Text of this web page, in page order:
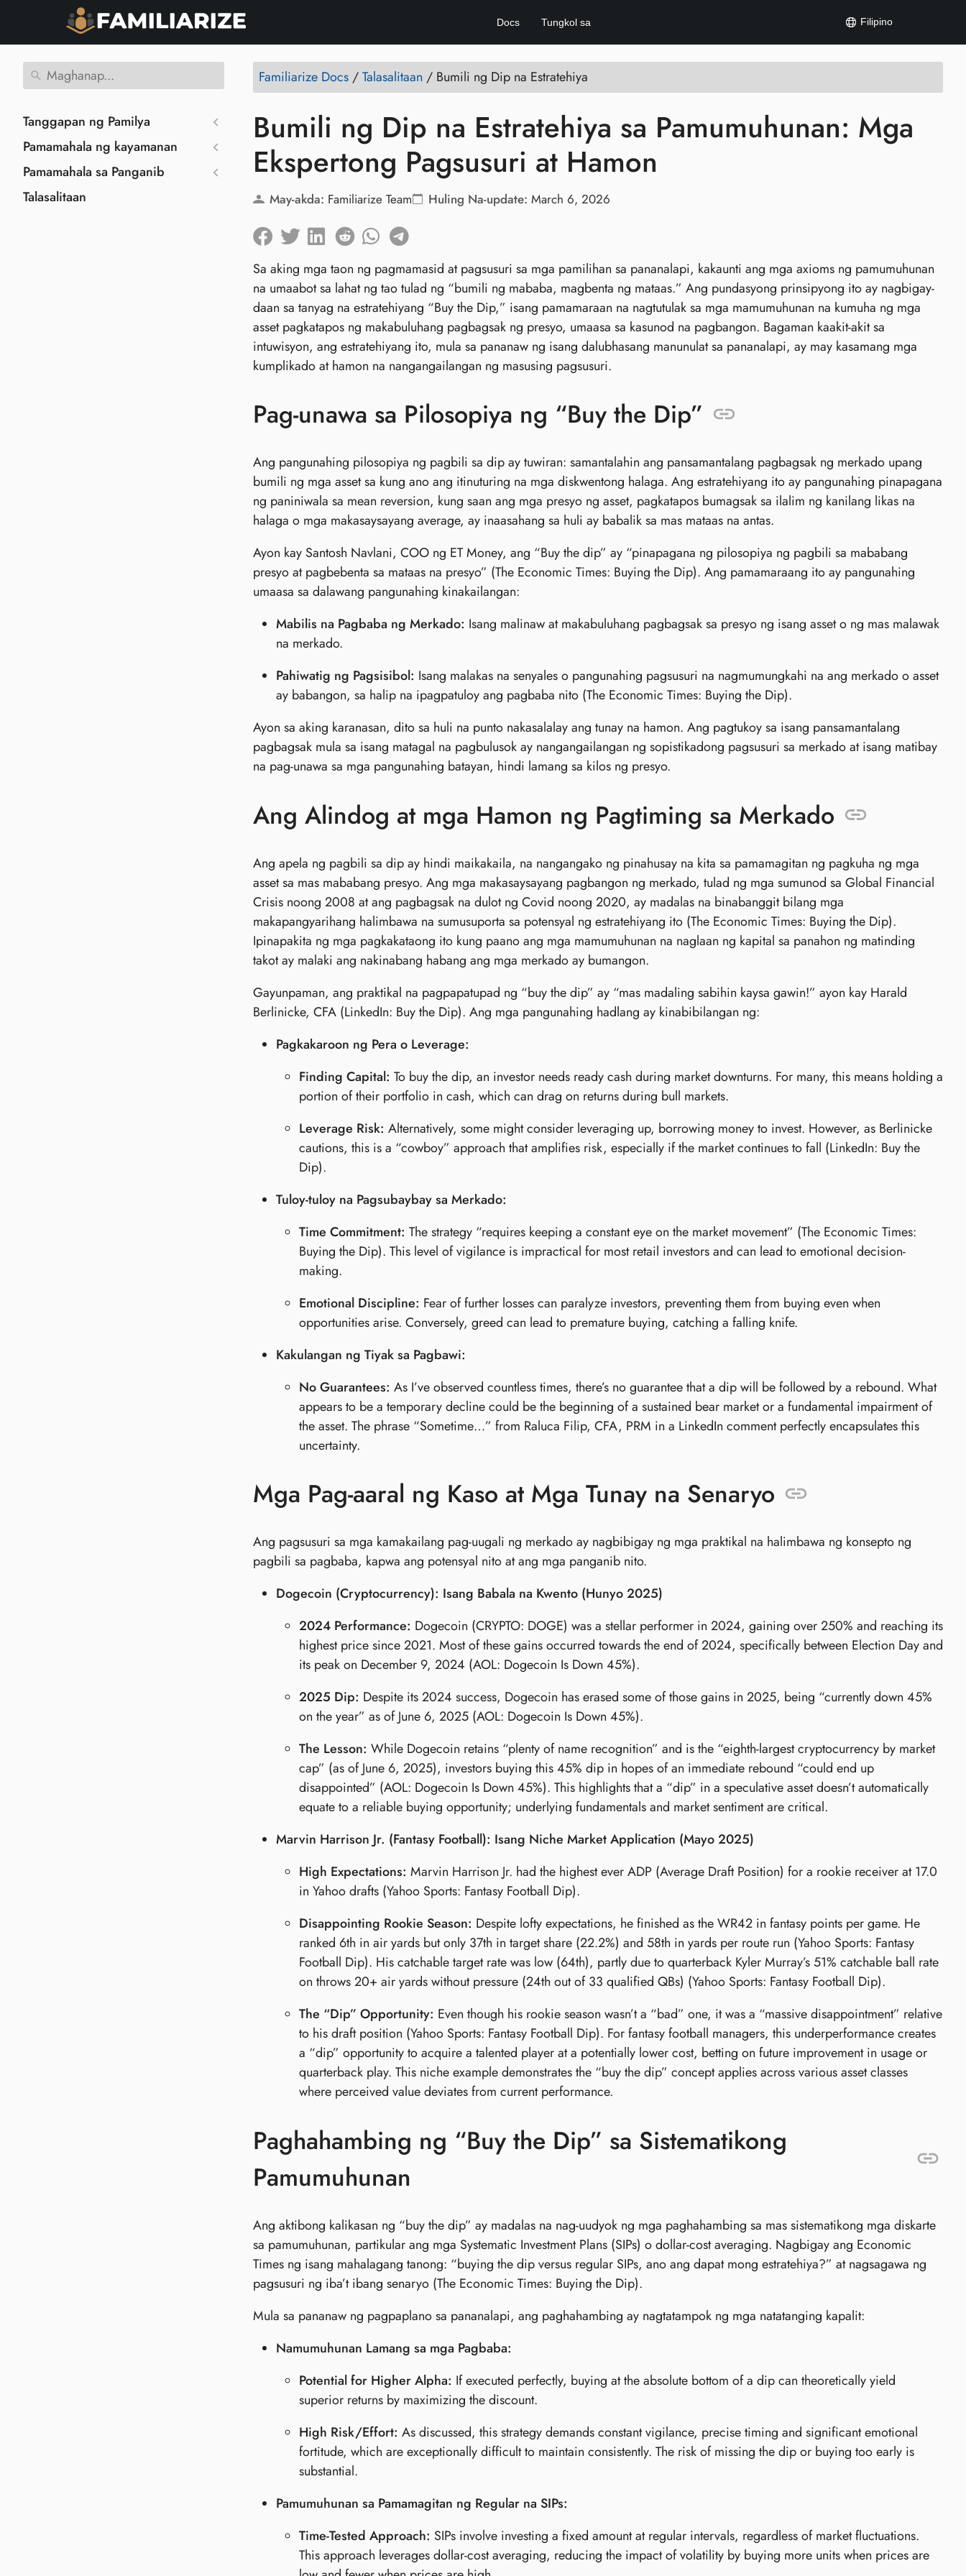
Docs Tungkol sa Filipino
Tanggapan ng Pamilya
Pamamahala ng kayamanan
Pamamahala sa Panganib
Talasalitaan
Familiarize Docs /Talasalitaan / Bumili ng Dip na Estratehiya
Bumili ng Dip na Estratehiya sa Pamumuhunan: Mga
Ekspertong Pagsusuri at Hamon
May-akda: Familiarize Team Huling Na-update: March 6, 2026
Sa aking mga taon ng pagmamasid at pagsusuri sa mga pamilihan sa pananalapi, kakaunti ang mga axioms ng pamumuhunan
na umaabot sa lahat ng tao tulad ng “bumili ng mababa, magbenta ng mataas.” Ang pundasyong prinsipyong ito ay nagbigay-
daan sa tanyag na estratehiyang “Buy the Dip,” isang pamamaraan na nagtutulak sa mga mamumuhunan na kumuha ng mga
asset pagkatapos ng makabuluhang pagbagsak ng presyo, umaasa sa kasunod na pagbangon. Bagaman kaakit-akit sa
intuwisyon, ang estratehiyang ito, mula sa pananaw ng isang dalubhasang manunulat sa pananalapi, ay may kasamang mga
kumplikado at hamon na nangangailangan ng masusing pagsusuri.
Pag-unawa sa Pilosopiya ng “Buy the Dip”
Ang pangunahing pilosopiya ng pagbili sa dip ay tuwiran: samantalahin ang pansamantalang pagbagsak ng merkado upang
bumili ng mga asset sa kung ano ang itinuturing na mga diskwentong halaga. Ang estratehiyang ito ay pangunahing pinapagana
ng paniniwala sa mean reversion, kung saan ang mga presyo ng asset, pagkatapos bumagsak sa ilalim ng kanilang likas na
halaga o mga makasaysayang average, ay inaasahang sa huli ay babalik sa mas mataas na antas.
Ayon kay Santosh Navlani, COO ng ET Money, ang “Buy the dip” ay “pinapagana ng pilosopiya ng pagbili sa mababang
presyo at pagbebenta sa mataas na presyo” (The Economic Times: Buying the Dip). Ang pamamaraang ito ay pangunahing
umaasa sa dalawang pangunahing kinakailangan:
Mabilis na Pagbaba ng Merkado: Isang malinaw at makabuluhang pagbagsak sa presyo ng isang asset o ng mas malawak
na merkado.
Pahiwatig ng Pagsisibol: Isang malakas na senyales o pangunahing pagsusuri na nagmumungkahi na ang merkado o asset
ay babangon, sa halip na ipagpatuloy ang pagbaba nito (The Economic Times: Buying the Dip).
Ayon sa aking karanasan, dito sa huli na punto nakasalalay ang tunay na hamon. Ang pagtukoy sa isang pansamantalang
pagbagsak mula sa isang matagal na pagbulusok ay nangangailangan ng sopistikadong pagsusuri sa merkado at isang matibay
na pag-unawa sa mga pangunahing batayan, hindi lamang sa kilos ng presyo.
Ang Alindog at mga Hamon ng Pagtiming sa Merkado
Ang apela ng pagbili sa dip ay hindi maikakaila, na nangangako ng pinahusay na kita sa pamamagitan ng pagkuha ng mga
asset sa mas mababang presyo. Ang mga makasaysayang pagbangon ng merkado, tulad ng mga sumunod sa Global Financial
Crisis noong 2008 at ang pagbagsak na dulot ng Covid noong 2020, ay madalas na binabanggit bilang mga
makapangyarihang halimbawa na sumusuporta sa potensyal ng estratehiyang ito (The Economic Times: Buying the Dip).
Ipinapakita ng mga pagkakataong ito kung paano ang mga mamumuhunan na naglaan ng kapital sa panahon ng matinding
takot ay malaki ang nakinabang habang ang mga merkado ay bumangon.
Gayunpaman, ang praktikal na pagpapatupad ng “buy the dip” ay “mas madaling sabihin kaysa gawin!” ayon kay Harald
Berlinicke, CFA (LinkedIn: Buy the Dip). Ang mga pangunahing hadlang ay kinabibilangan ng:
Pagkakaroon ng Pera o Leverage:
Finding Capital: To buy the dip, an investor needs ready cash during market downturns. For many, this means holding a
portion of their portfolio in cash, which can drag on returns during bull markets.
Leverage Risk: Alternatively, some might consider leveraging up, borrowing money to invest. However, as Berlinicke
cautions, this is a “cowboy” approach that amplifies risk, especially if the market continues to fall (LinkedIn: Buy the
Dip).
Tuloy-tuloy na Pagsubaybay sa Merkado:
Time Commitment: The strategy “requires keeping a constant eye on the market movement” (The Economic Times:
Buying the Dip). This level of vigilance is impractical for most retail investors and can lead to emotional decision-
making.
Emotional Discipline: Fear of further losses can paralyze investors, preventing them from buying even when
opportunities arise. Conversely, greed can lead to premature buying, catching a falling knife.
Kakulangan ng Tiyak sa Pagbawi:
No Guarantees: As I’ve observed countless times, there’s no guarantee that a dip will be followed by a rebound. What
appears to be a temporary decline could be the beginning of a sustained bear market or a fundamental impairment of
the asset. The phrase “Sometime…” from Raluca Filip, CFA, PRM in a LinkedIn comment perfectly encapsulates this
uncertainty.
Mga Pag-aaral ng Kaso at Mga Tunay na Senaryo
Ang pagsusuri sa mga kamakailang pag-uugali ng merkado ay nagbibigay ng mga praktikal na halimbawa ng konsepto ng
pagbili sa pagbaba, kapwa ang potensyal nito at ang mga panganib nito.
Dogecoin (Cryptocurrency): Isang Babala na Kwento (Hunyo 2025)
2024 Performance: Dogecoin (CRYPTO: DOGE) was a stellar performer in 2024, gaining over 250% and reaching its
highest price since 2021. Most of these gains occurred towards the end of 2024, specifically between Election Day and
its peak on December 9, 2024 (AOL: Dogecoin Is Down 45%).
2025 Dip: Despite its 2024 success, Dogecoin has erased some of those gains in 2025, being “currently down 45%
on the year” as of June 6, 2025 (AOL: Dogecoin Is Down 45%).
The Lesson: While Dogecoin retains “plenty of name recognition” and is the “eighth-largest cryptocurrency by market
cap” (as of June 6, 2025), investors buying this 45% dip in hopes of an immediate rebound “could end up
disappointed” (AOL: Dogecoin Is Down 45%). This highlights that a “dip” in a speculative asset doesn’t automatically
equate to a reliable buying opportunity; underlying fundamentals and market sentiment are critical.
Marvin Harrison Jr. (Fantasy Football): Isang Niche Market Application (Mayo 2025)
High Expectations: Marvin Harrison Jr. had the highest ever ADP (Average Draft Position) for a rookie receiver at 17.0
in Yahoo drafts (Yahoo Sports: Fantasy Football Dip).
Disappointing Rookie Season: Despite lofty expectations, he finished as the WR42 in fantasy points per game. He
ranked 6th in air yards but only 37th in target share (22.2%) and 58th in yards per route run (Yahoo Sports: Fantasy
Football Dip). His catchable target rate was low (64th), partly due to quarterback Kyler Murray’s 51% catchable ball rate
on throws 20+ air yards without pressure (24th out of 33 qualified QBs) (Yahoo Sports: Fantasy Football Dip).
The “Dip” Opportunity: Even though his rookie season wasn’t a “bad” one, it was a “massive disappointment” relative
to his draft position (Yahoo Sports: Fantasy Football Dip). For fantasy football managers, this underperformance creates
a “dip” opportunity to acquire a talented player at a potentially lower cost, betting on future improvement in usage or
quarterback play. This niche example demonstrates the “buy the dip” concept applies across various asset classes
where perceived value deviates from current performance.
Paghahambing ng “Buy the Dip” sa Sistematikong
Pamumuhunan
Ang aktibong kalikasan ng “buy the dip” ay madalas na nag-uudyok ng mga paghahambing sa mas sistematikong mga diskarte
sa pamumuhunan, partikular ang mga Systematic Investment Plans (SIPs) o dollar-cost averaging. Nagbigay ang Economic
Times ng isang mahalagang tanong: “buying the dip versus regular SIPs, ano ang dapat mong estratehiya?” at nagsagawa ng
pagsusuri ng iba’t ibang senaryo (The Economic Times: Buying the Dip).
Mula sa pananaw ng pagpaplano sa pananalapi, ang paghahambing ay nagtatampok ng mga natatanging kapalit:
Namumuhunan Lamang sa mga Pagbaba:
Potential for Higher Alpha: If executed perfectly, buying at the absolute bottom of a dip can theoretically yield
superior returns by maximizing the discount.
High Risk/Effort: As discussed, this strategy demands constant vigilance, precise timing and significant emotional
fortitude, which are exceptionally difficult to maintain consistently. The risk of missing the dip or buying too early is
substantial.
Pamumuhunan sa Pamamagitan ng Regular na SIPs:
Time-Tested Approach: SIPs involve investing a fixed amount at regular intervals, regardless of market fluctuations.
This approach leverages dollar-cost averaging, reducing the impact of volatility by buying more units when prices are